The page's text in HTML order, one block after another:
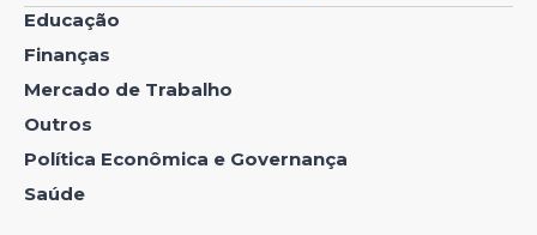
Educação
Finanças
Mercado de Trabalho
Outros
Política Econômica e Governança
Saúde